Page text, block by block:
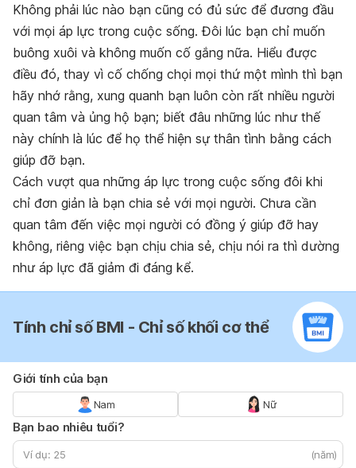
Không phải lúc nào bạn cũng có đủ sức để đương đầu
với mọi áp lực trong cuộc sống. Đôi lúc bạn chỉ muốn
buông xuôi và không muốn cố gắng nữa. Hiểu được
điều đó, thay vì cố chống chọi mọi thứ một mình thì bạn
hãy nhớ rằng, xung quanh bạn luôn còn rất nhiều người
quan tâm và ủng hộ bạn; biết đâu những lúc như thế
này chính là lúc để họ thể hiện sự thân tình bằng cách
giúp đỡ bạn.
Cách vượt qua những áp lực trong cuộc sống đôi khi
chỉ đơn giản là bạn chia sẻ với mọi người. Chưa cần
quan tâm đến việc mọi người có đồng ý giúp đỡ hay
không, riêng việc bạn chịu chia sẻ, chịu nói ra thì dường
như áp lực đã giảm đi đáng kể.
Tính chỉ số BMI - Chỉ số khối cơ thể
Giới tính của bạn
Nam Nữ
Bạn bao nhiêu tuổi?
(năm)